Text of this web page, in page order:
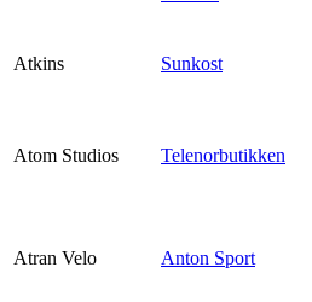
Atkins Sunkost
Atom Studios Telenorbutikken
Atran Velo Anton Sport